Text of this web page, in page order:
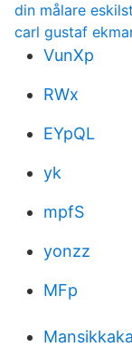
din målare
carl gustaf
VunXp
RWx
EYpQL
yk
mpfS
yonzz
MFp